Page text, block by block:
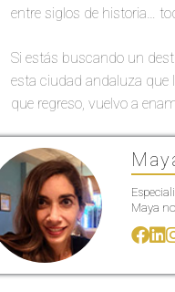
entre siglos de historia…
Si estás buscando un
esta ciudad andaluza que
que regreso, vuelvo a
Maya